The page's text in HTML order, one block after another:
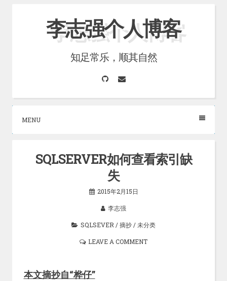
李志强个人博客
知足常乐，顺其自然
GitHubEmail
MENU
SQLSERVER如何查看索引缺
失
2015年2月15日
李志强
SQLSEVER /摘抄 /未分类
LEAVE A COMMENT
本文摘抄自“桦仔”